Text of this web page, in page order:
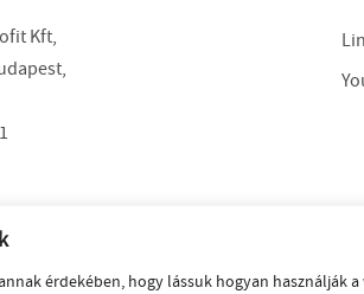
érdekében, hogy lássuk hogyan
Kft,